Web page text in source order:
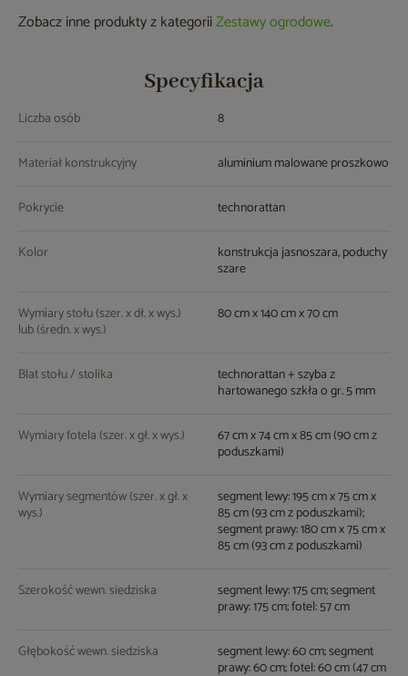
Zobacz inne produkty z kategoriiZestawy ogrodowe.
Specyfikacja
Liczba osób 8
Materiał konstrukcyjny aluminium malowane proszkowo
Pokrycie technorattan
Kolor konstrukcja jasnoszara, poduchy
szare
Wymiary stołu (szer. x dł. x wys.)
lub (średn. x wys.)
80 cm x 140 cm x 70 cm
Blat stołu / stolika technorattan + szyba z
hartowanego szkła o gr. 5 mm
Wymiary fotela (szer. x gł. x wys.) 67 cm x 74 cm x 85 cm (90 cm z
poduszkami)
Wymiary segmentów (szer. x gł. x
wys.)
segment lewy: 195 cm x 75 cm x
85 cm (93 cm z poduszkami);
segment prawy: 180 cm x 75 cm x
85 cm (93 cm z poduszkami)
Szerokość wewn. siedziska segment lewy: 175 cm; segment
prawy: 175 cm; fotel: 57 cm
Głębokość wewn. siedziska segment lewy: 60 cm; segment
prawy: 60 cm; fotel: 60 cm (47 cm